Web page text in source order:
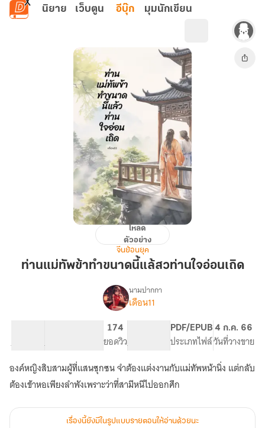
ข้ามไปยังเนื้อหาหลัก
นิยาย เว็บตูน อีบุ๊ก มุมนักเขียน
ข้า
ใจอ่อน
เถิด
โหลด
ตัวอย่าง
จีนย้อนยุค
ท่านแม่ทัพข้าทำขนาดนี้แล้สวท่านใจอ่อนเถิด
เรื่อง
ขนาด
นี้
แล้ว
ใจอ่อน
เถิด
นามปากกา
เดือน11
จำนวนคำ จำนวนหน้า (A5)
174
ยอดวิวระดับเนื้อหา
PDF/EPUB
ประเภทไฟล์
4 ก.ค. 66
วันที่วางขาย
องค์หญิงสิบสามผู้ที่แสนซุกซน จำต้องแต่งงานกับแม่ทัพหน้านิ่ง แต่กลับ
ต้องเข้าหอเพียงลำพังเพราะว่าที่สามีหนีไปออกศึก
เรื่องนี้ยังมีในรูปแบบรายตอนให้อ่านด้วยนะ